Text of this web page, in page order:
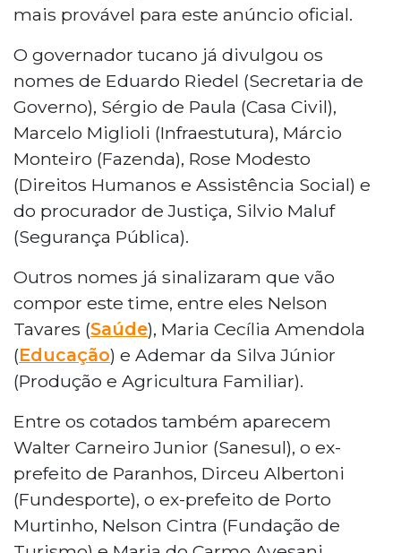
mais provável para este anúncio oficial.
O governador tucano já divulgou os
nomes de Eduardo Riedel (Secretaria de
Governo), Sérgio de Paula (Casa Civil),
Marcelo Miglioli (Infraestutura), Márcio
Monteiro (Fazenda), Rose Modesto
(Direitos Humanos e Assistência Social) e
do procurador de Justiça, Silvio Maluf
(Segurança Pública).
Outros nomes já sinalizaram que vão
compor este time, entre eles Nelson
Tavares (Saúde), Maria Cecília Amendola
(Educação) e Ademar da Silva Júnior
(Produção e Agricultura Familiar).
Entre os cotados também aparecem
Walter Carneiro Junior (Sanesul), o ex-
prefeito de Paranhos, Dirceu Albertoni
(Fundesporte), o ex-prefeito de Porto
Murtinho, Nelson Cintra (Fundação de